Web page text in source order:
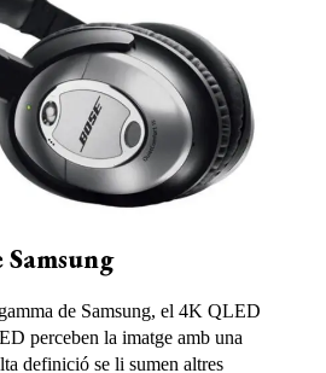
de Samsung, el 4K QLED
perceben la imatge amb una
definició se li sumen altres